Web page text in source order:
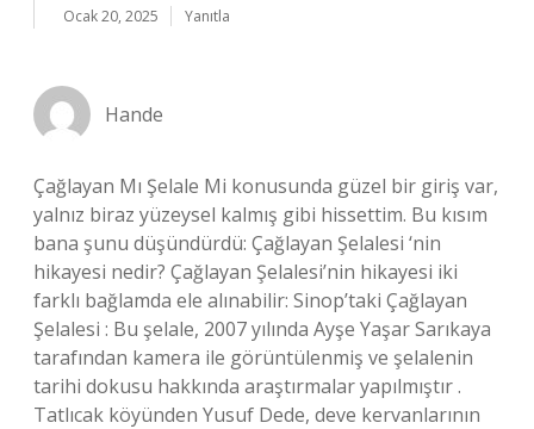
Ocak 20, 2025 Yanıtla
Hande
Çağlayan Mı Şelale Mi konusunda güzel bir giriş var,
yalnız biraz yüzeysel kalmış gibi hissettim. Bu kısım
bana şunu düşündürdü: Çağlayan Şelalesi ‘nin
hikayesi nedir? Çağlayan Şelalesi’nin hikayesi iki
farklı bağlamda ele alınabilir: Sinop’taki Çağlayan
Şelalesi : Bu şelale, 2007 yılında Ayşe Yaşar Sarıkaya
tarafından kamera ile görüntülenmiş ve şelalenin
tarihi dokusu hakkında araştırmalar yapılmıştır .
Tatlıcak köyünden Yusuf Dede, deve kervanlarının